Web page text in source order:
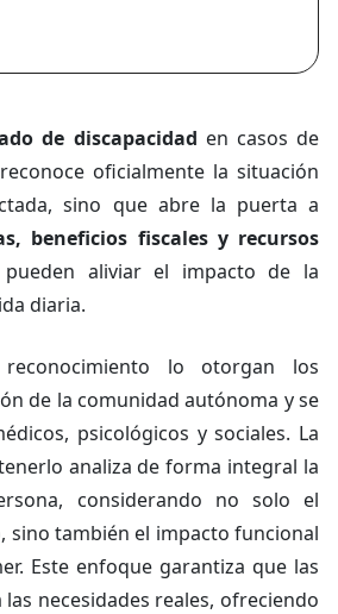
de discapacidad en casos de
oficialmente la situación
sino que abre la puerta a
beneficios fiscales y recursos
aliviar el impacto de la
diaria.
lo otorgan los
de la comunidad autónoma y se
psicológicos y sociales. La
analiza de forma integral la
considerando no solo el
sino también el impacto funcional
Este enfoque garantiza que las
necesidades reales, ofreciendo